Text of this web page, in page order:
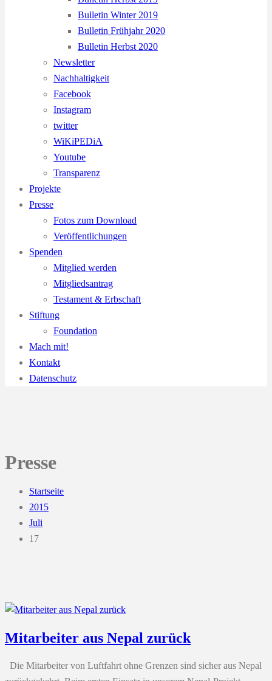
Bulletin Winter 2019
Bulletin Frühjahr 2020
Bulletin Herbst 2020
Newsletter
Nachhaltigkeit
Facebook
Instagram
twitter
WiKiPEDiA
Youtube
Transparenz
Projekte
Presse
Fotos zum Download
Veröffentlichungen
Spenden
Mitglied werden
Mitgliedsantrag
Testament & Erbschaft
Stiftung
Foundation
Mach mit!
Kontakt
Datenschutz
Presse
Startseite
2015
Juli
17
Mitarbeiter aus Nepal zurück
Die Mitarbeiter von Luftfahrt ohne Grenzen sind sicher aus Nepal